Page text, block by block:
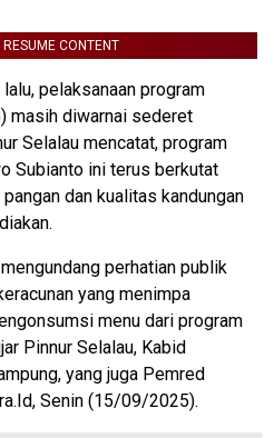
CONTENT
pelaksanaan program
masih diwarnai sederet
Selalau mencatat, program
Subianto ini terus berkutat
dan kualitas kandungan
perhatian publik
yang menimpa
menu dari program
Pinnur Selalau, Kabid
yang juga Pemred
Senin (15/09/2025).